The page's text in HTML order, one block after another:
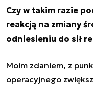
Czy w takim razie
reakcją na zmiany
odniesieniu do sił
Moim zdaniem, z
operacyjnego